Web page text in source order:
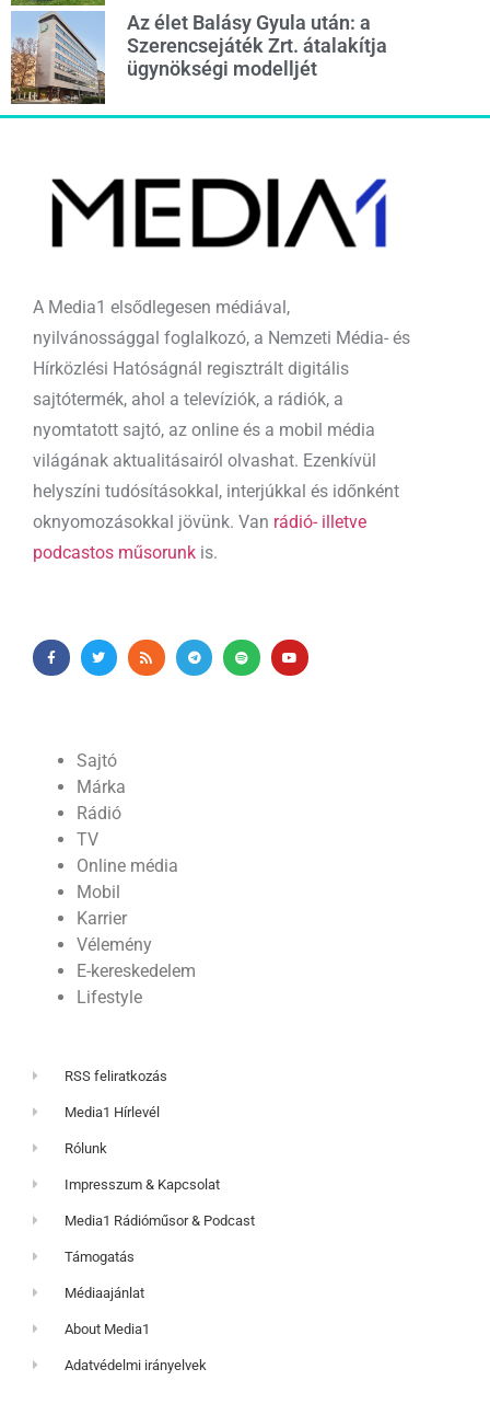
Az élet Balásy Gyula után: a
Szerencsejáték Zrt. átalakítja
ügynökségi modelljét
A Media1 elsődlegesen médiával,
nyilvánossággal foglalkozó, a Nemzeti Média- és
Hírközlési Hatóságnál regisztrált digitális
sajtótermék, ahol a televíziók, a rádiók, a
nyomtatott sajtó, az online és a mobil média
világának aktualitásairól olvashat. Ezenkívül
helyszíni tudósításokkal, interjúkkal és időnként
oknyomozásokkal jövünk. Van rádió- illetve
podcastos műsorunk is.
Sajtó
Márka
Rádió
TV
Online média
Mobil
Karrier
Vélemény
E-kereskedelem
Lifestyle
RSS feliratkozás
Media1 Hírlevél
Rólunk
Impresszum & Kapcsolat
Media1 Rádióműsor & Podcast
Támogatás
Médiaajánlat
About Media1
Adatvédelmi irányelvek